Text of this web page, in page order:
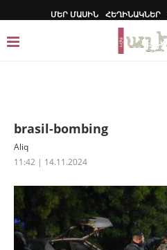
ՄԵՐ ՄԱՍԻՆ ՀԵՂԻՆԱԿՆԵՐ
brasil-bombing
Aliq
11:42 | 14.11.2024